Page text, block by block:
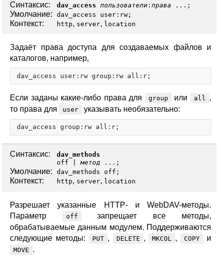
Синтаксис: dav_access пользователи : права ...;
Умолчание: dav_access user:rw;
Контекст: http, server, location
Задаёт права доступа для создаваемых файлов и
каталогов, например,
Если заданы какие-либо права для group или all
,
то права для
user указывать необязательно:
Синтаксис:
dav_methods
off |метод ...;
Умолчание: dav_methods off;
Контекст: http, server, location
Разрешает указанные HTTP- и WebDAV-методы.
Параметр
off
запрещает все методы,
обрабатываемые данным модулем. Поддерживаются
следующие методы:
PUT , DELETE , MKCOL , COPY и
MOVE .